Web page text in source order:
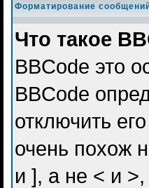
Форматирование
Что такое
BBCode это
BBCode
отключить
очень похож
и ], а не < и